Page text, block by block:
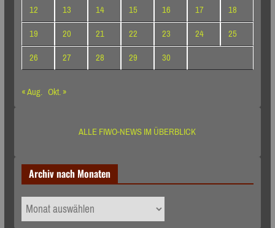
12
13 14 15 16 17
18
19
20 21 22 23 24
25
26
27 28 29
30
« Aug. Okt. »
ALLE FIWO-NEWS IM ÜBERBLICK
Archiv nach Monaten
Archiv
nach